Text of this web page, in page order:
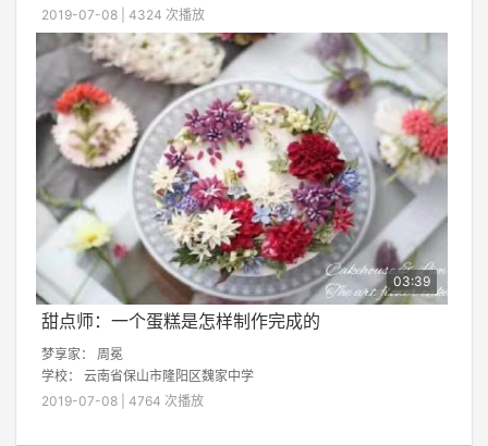
2019-07-08 | 4324 次播放
03:39
甜点师：一个蛋糕是怎样制作完成的
梦享家： 周冕
学校： 云南省保山市隆阳区魏家中学
2019-07-08 | 4764 次播放